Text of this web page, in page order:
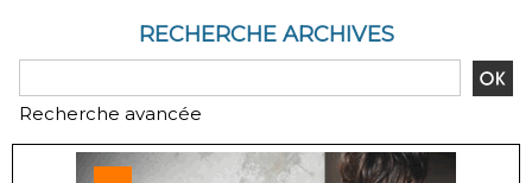
RECHERCHE ARCHIVES
Recherche avancée